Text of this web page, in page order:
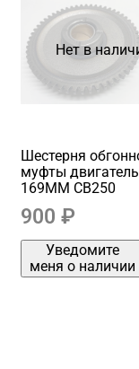
Нет в
Шестерня
муфты двигатель
169MM CB250
900 ₽
Уведомите
меня о наличии